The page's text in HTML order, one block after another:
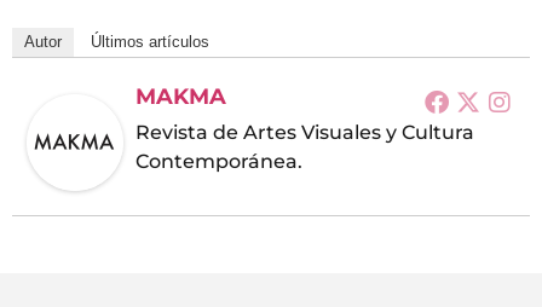
Autor Últimos artículos
MAKMA
Revista de Artes Visuales y Cultura
Contemporánea.